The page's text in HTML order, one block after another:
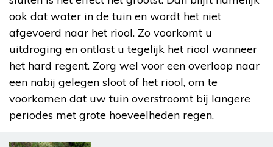
ook dat water in de tuin en wordt het niet
afgevoerd naar het riool. Zo voorkomt u
uitdroging en ontlast u tegelijk het riool wanneer
het hard regent. Zorg wel voor een overloop naar
een nabij gelegen sloot of het riool, om te
voorkomen dat uw tuin overstroomt bij langere
periodes met grote hoeveelheden regen.